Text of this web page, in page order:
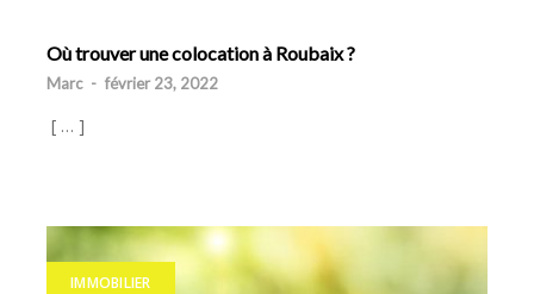
Où trouver une colocation à Roubaix ?
Marc - février 23, 2022
[ … ]
IMMOBILIER